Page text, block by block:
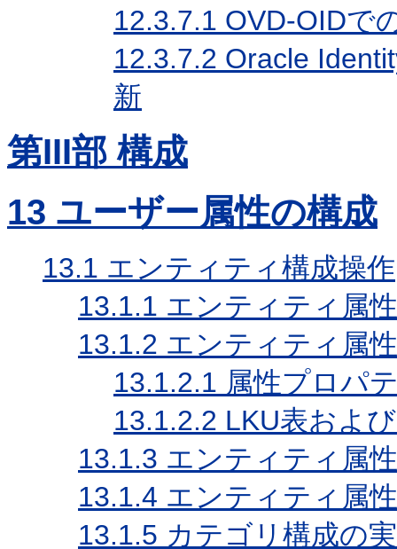
12.3.7.1 OVD-OIDで
12.3.7.2 Oracle
新
第III部 構成
13 ユーザー属性の構成
13.1 エンティティ構成操作
13.1.1 エンティティ属
13.1.2 エンティティ属
13.1.2.1 属性プロパ
13.1.2.2 LKU表およ
13.1.3 エンティティ属
13.1.4 エンティティ属
13.1.5 カテゴリ構成の